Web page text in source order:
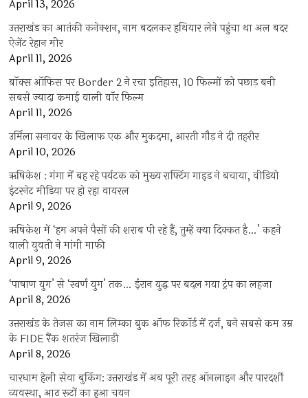
April 13, 2026
उत्तराखंड का आतंकी कनेक्शन, नाम बदलकर हथियार लेने पहुंचा था अल बदर
ऐजेंट रेहान मीर
April 11, 2026
बॉक्स ऑफिस पर Border 2 ने रचा इतिहास, 10 फिल्मों को पछाड़ बनी
सबसे ज्यादा कमाई वाली वॉर फिल्म
April 11, 2026
उर्मिला सनावर के खिलाफ एक और मुकदमा, आरती गौड़ ने दी तहरीर
April 10, 2026
ऋषिकेश : गंगा में बह रहे पर्यटक को मुख्य राफ्टिंग गाइड ने बचाया, वीडियो
इंटरनेट मीडिया पर हो रहा वायरल
April 9, 2026
ऋषिकेश में ‘हम अपने पैसों की शराब पी रहे हैं, तुम्हें क्या दिक्कत है…’ कहने
वाली युवती ने मांगी माफी
April 9, 2026
‘पाषाण युग’ से ‘स्वर्ण युग’ तक… ईरान युद्ध पर बदल गया ट्रंप का लहजा
April 8, 2026
उत्तराखंड के तेजस का नाम लिम्का बुक ऑफ रिकॉर्ड में दर्ज, बने सबसे कम उम्र
के FIDE रैंक शतरंज खिलाड़ी
April 8, 2026
चारधाम हेली सेवा बुकिंग: उत्तराखंड में अब पूरी तरह ऑनलाइन और पारदर्शी
व्यवस्था, आठ रूटों का हुआ चयन